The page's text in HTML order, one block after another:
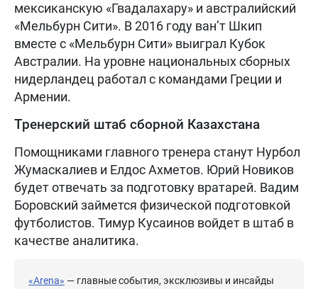
мексиканскую «Гвадалахару» и австралийский
«Мельбурн Сити». В 2016 году ван’т Шкип
вместе с «Мельбурн Сити» выиграл Кубок
Австралии. На уровне национальных сборных
нидерландец работал с командами Греции и
Армении.
Тренерский штаб сборной Казахстана
Помощниками главного тренера станут Нурбол
Жумаскалиев и Елдос Ахметов. Юрий Новиков
будет отвечать за подготовку вратарей. Вадим
Боровский займется физической подготовкой
футболистов. Тимур Кусаинов войдет в штаб в
качестве аналитика.
«Arena» — главные события, эксклюзивы и инсайды